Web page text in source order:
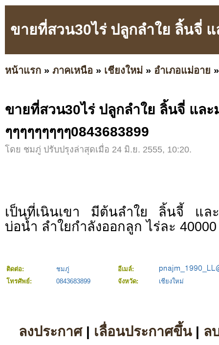
ขายที่สวน30ไร่ ปลูกลำใย ลิ้นจี่ แ
หน้าแรก » ภาคเหนือ » เชียงใหม่ » อำเภอแม่อาย
ขายที่สวน30ไร่ ปลูกลำใย ลิ้นจี่ และ
ๆๆๆๆๆๆๆๆๆ0843683899
โดย ชมภู่ ปรับปรุงล่าสุดเมื่อ 24 มิ.ย. 2555, 10:20.
เป็นที่เนินเขา มีต้นลำใย ลิ้นจี้ แล
บ่อน้ำ ลำใยกำลังออกลูก ไร่ละ 40000
ติดต่อ: ชมภู่
อีเมล์:
โทรศัพย์:
0843683899 จังหวัด: เชียงใหม่
ลงประกาศ| เลื่อนประกาศขึ้น| ล